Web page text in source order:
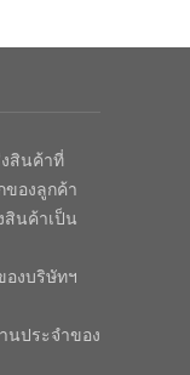
สินค้าที่
ของลูกค้า
สินค้าเป็น
องบริษัทฯ
นประจำของ